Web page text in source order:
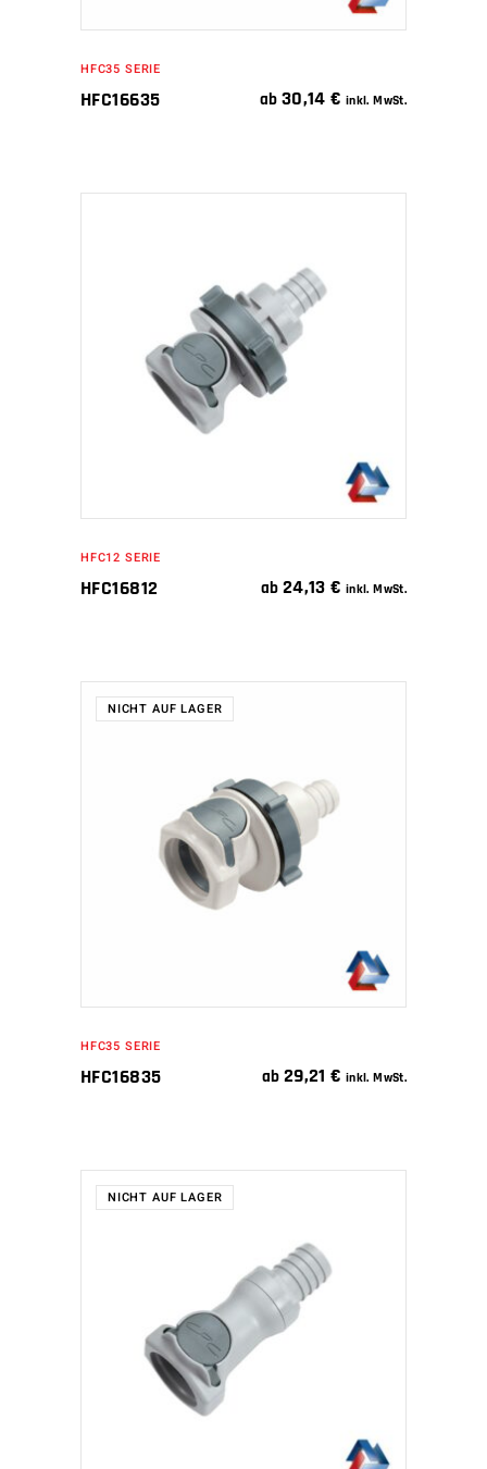
HFC35 SERIE
HFC16635 ab 30,14€ inkl. MwSt.
IN DEN WARENKORB
HFC12 SERIE
HFC16812 ab 24,13€ inkl. MwSt.
NICHT AUF LAGER
WEITERLESEN
HFC35 SERIE
HFC16835 ab 29,21€ inkl. MwSt.
NICHT AUF LAGER
WEITERLESEN